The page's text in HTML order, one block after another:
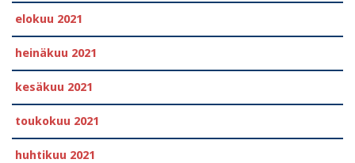
elokuu 2021
heinäkuu 2021
kesäkuu 2021
toukokuu 2021
huhtikuu 2021